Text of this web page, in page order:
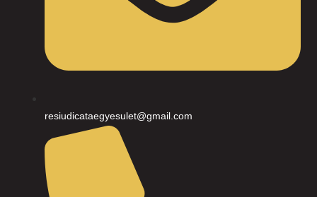
resiudicataegyesulet@gmail.com